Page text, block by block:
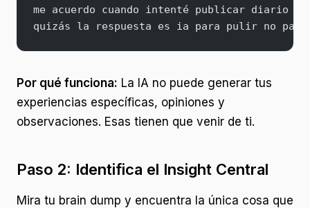
me acuerdo cuando intenté publicar diario
quizás la respuesta es ia para pulir no
Por qué funciona: La IA no puede generar tus
experiencias específicas, opiniones y
observaciones. Esas tienen que venir de ti.
Paso 2: Identifica el Insight Central
Mira tu brain dump y encuentra la única cosa que